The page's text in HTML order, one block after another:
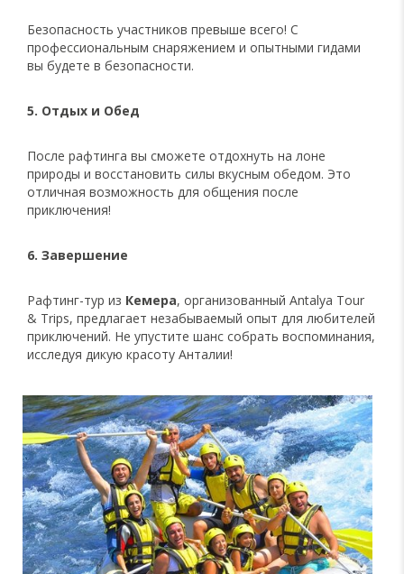
Безопасность участников превыше всего! С
профессиональным снаряжением и опытными гидами
вы будете в безопасности.
5. Отдых и Обед
После рафтинга вы сможете отдохнуть на лоне
природы и восстановить силы вкусным обедом. Это
отличная возможность для общения после
приключения!
6. Завершение
Рафтинг-тур из Кемера, организованный Antalya Tour
& Trips, предлагает незабываемый опыт для любителей
приключений. Не упустите шанс собрать воспоминания,
исследуя дикую красоту Анталии!